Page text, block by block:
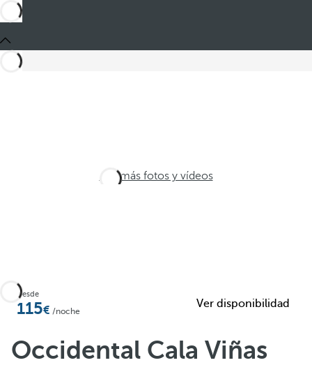
Ver más fotos y vídeos
Desde
115 /noche
Ver disponibilidad
Occidental Cala Viñas